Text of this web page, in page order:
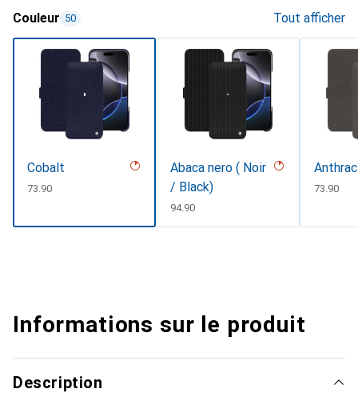
Couleur 50 Tout afficher
Cobalt
CHF
73.90
Abaca nero ( Noir
/ Black)
CHF
94.90
CHF
73.90
Informations sur le produit
Description